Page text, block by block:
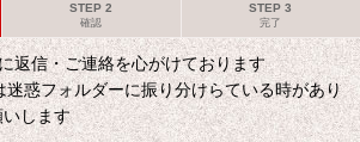
STEP 2
確認
STEP 3
完了
返信・ご連絡を心がけております
惑フォルダーに振り分けらている時があり
します